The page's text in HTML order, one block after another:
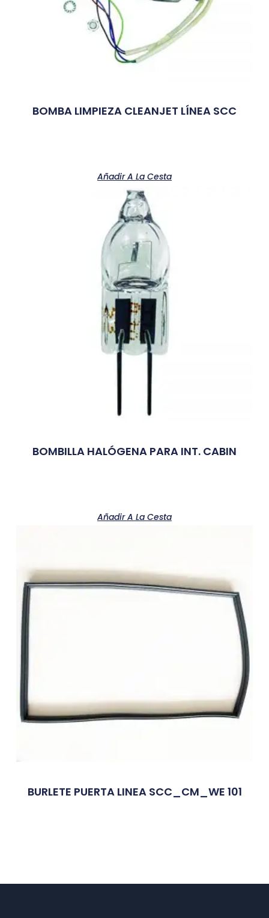
BOMBA LIMPIEZA CLEANJET LÍNEA SCC
Añadir A La Cesta
BOMBILLA HALÓGENA PARA INT. CABIN
Añadir A La Cesta
BURLETE PUERTA LINEA SCC_CM_WE 101